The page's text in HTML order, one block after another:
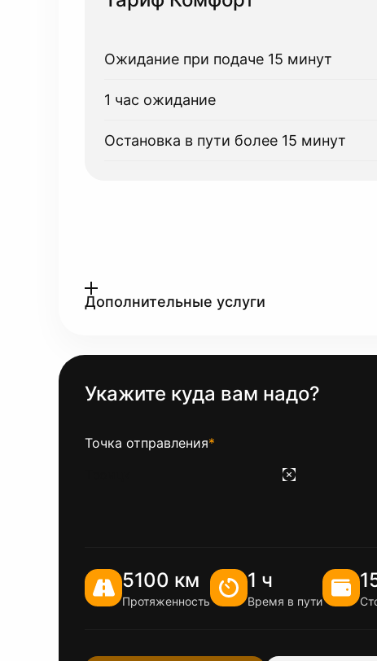
Ожидание при подаче 15 минут
1 час ожидание
Остановка в пути более 15 минут
Дополнительные услуги
Укажите куда вам надо?
Точка отправления*
5100 км
Протяженность
1 ч
Время в пути